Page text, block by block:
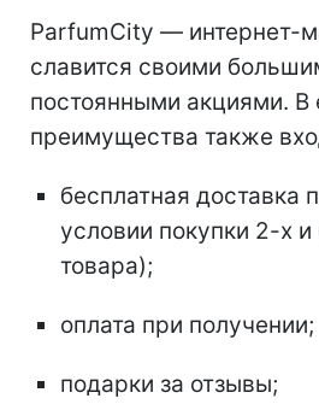
ParfumCity — интернет-
славится своими
постоянными акциями. В
преимущества также
бесплатная доставка
условии покупки 2-х
товара);
оплата при получении;
подарки за отзывы;